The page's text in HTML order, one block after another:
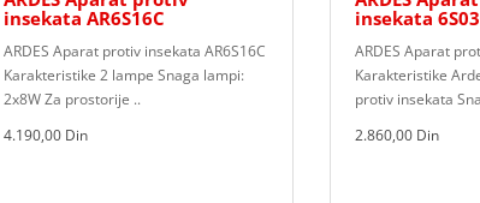
insekata AR6S16C
ARDES Aparat protiv insekata AR6S16C
Karakteristike 2 lampe Snaga lampi:
2x8W Za prostorije ..
4.190,00 Din
insekata
ARDES Aparat
Karakteristike
protiv insekata
2.860,00 Din